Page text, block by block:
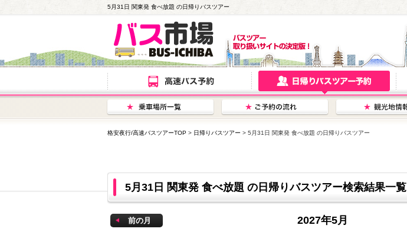
5月31日 関東発 食べ放題 の日帰りバスツアー
格安夜行/高速バスツアーTOP > 日帰りバスツアー > 5月31日 関東発 食べ放題 の日帰りバスツアー
5月31日 関東発 食べ放題 の日帰りバスツアー検索結果一覧
前の月 2027年5月